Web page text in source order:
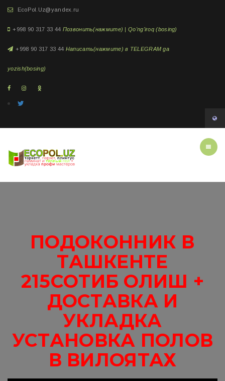
EcoPol.Uz@yandex.ru
+998 90 317 33 44 Позвонить(нажмите) | Qo'ng'iroq (bosing)
+998 90 317 33 44 Написать(нажмите) в TELEGRAM ga
yozish(bosing)
ПОДОКОННИК В
ТАШКЕНТЕ
215СОТИБ ОЛИШ +
ДОСТАВКА И
УКЛАДКА
УСТАНОВКА ПОЛОВ
В ВИЛОЯТАХ